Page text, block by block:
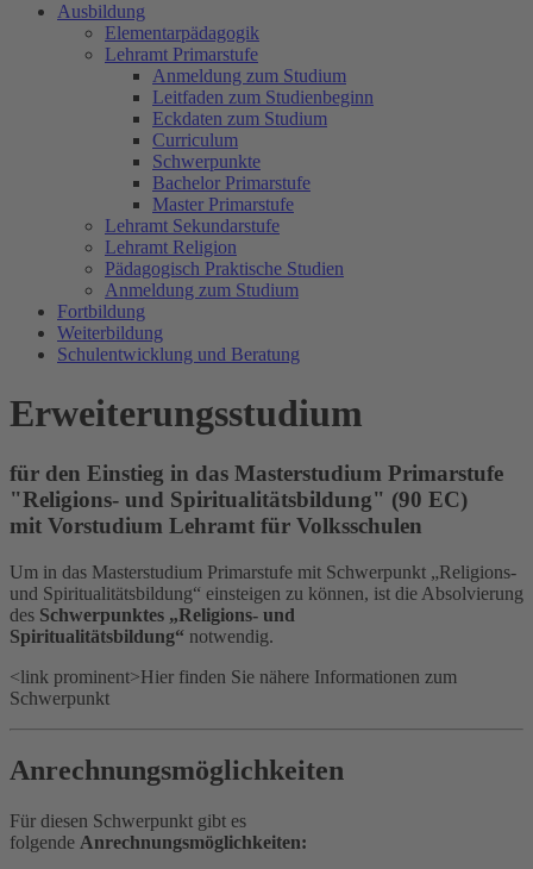
Ausbildung
Elementarpädagogik
Lehramt Primarstufe
Anmeldung zum Studium
Leitfaden zum Studienbeginn
Eckdaten zum Studium
Curriculum
Schwerpunkte
Bachelor Primarstufe
Master Primarstufe
Lehramt Sekundarstufe
Lehramt Religion
Pädagogisch Praktische Studien
Anmeldung zum Studium
Fortbildung
Weiterbildung
Schulentwicklung und Beratung
Erweiterungsstudium
für den Einstieg in das Masterstudium Primarstufe
"Religions- und Spiritualitätsbildung" (90 EC)
mit Vorstudium Lehramt für Volksschulen
Um in das Masterstudium Primarstufe mit Schwerpunkt „Religions-
und Spiritualitätsbildung“ einsteigen zu können, ist die Absolvierung
des Schwerpunktes „Religions- und
Spiritualitätsbildung“ notwendig.
<link prominent>Hier finden Sie nähere Informationen zum
Schwerpunkt
Anrechnungsmöglichkeiten
Für diesen Schwerpunkt gibt es
folgende Anrechnungsmöglichkeiten: